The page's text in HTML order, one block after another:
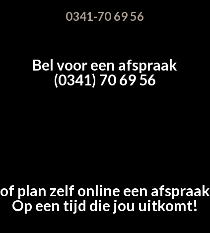
0341-70 69 56
Bel voor een afspraak
(0341) 70 69 56
of plan zelf online een afspraak
Op een tijd die jou uitkomt!